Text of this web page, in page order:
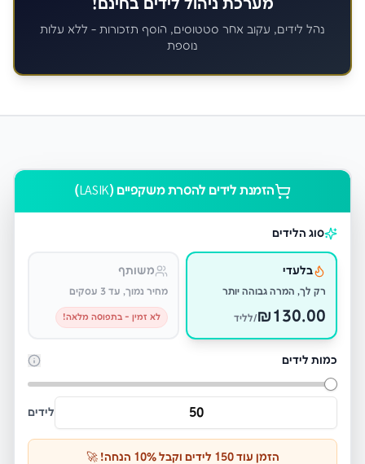
מערכת ניהול לידים בחינם!
נהל לידים, עקוב אחר סטטוסים, הוסף תזכורות - ללא עלות
נוספת
הזמנת לידים להסרת משקפיים (LASIK)
סוג הלידים
בלעדי
רק לך, המרה גבוהה יותר
₪130.00 /לליד
משותף
מחיר נמוך, עד 3 עסקים
לא זמין - בתפוסה מלאה!
כמות לידים
לידים
הזמן עוד150 לידים וקבל 10% הנחה! 🚀